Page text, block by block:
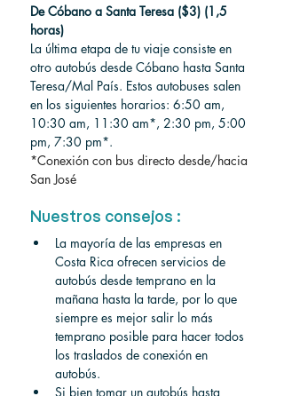
De Cóbano a Santa Teresa ($3) (1,5
horas)
La última etapa de tu viaje consiste en
otro autobús desde Cóbano hasta Santa
Teresa/Mal País. Estos autobuses salen
en los siguientes horarios: 6:50 am,
10:30 am, 11:30 am*, 2:30 pm, 5:00
pm, 7:30 pm*.
*Conexión con bus directo desde/hacia
San José
Nuestros consejos :
La mayoría de las empresas en
Costa Rica ofrecen servicios de
autobús desde temprano en la
mañana hasta la tarde, por lo que
siempre es mejor salir lo más
temprano posible para hacer todos
los traslados de conexión en
autobús.
Si bien tomar un autobús hasta